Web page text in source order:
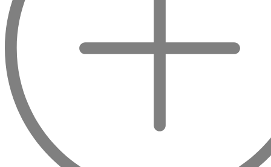
Et au milieu de tout cela, vous trouverez des seconds vins
comme le Carillon de l'Angélus, Y d'Yquem ou encore le Petit
commercialisons sont exceptionnels, du plus petit au plus
légendaire !